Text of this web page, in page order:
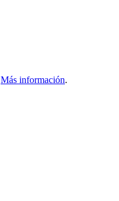
Más información.